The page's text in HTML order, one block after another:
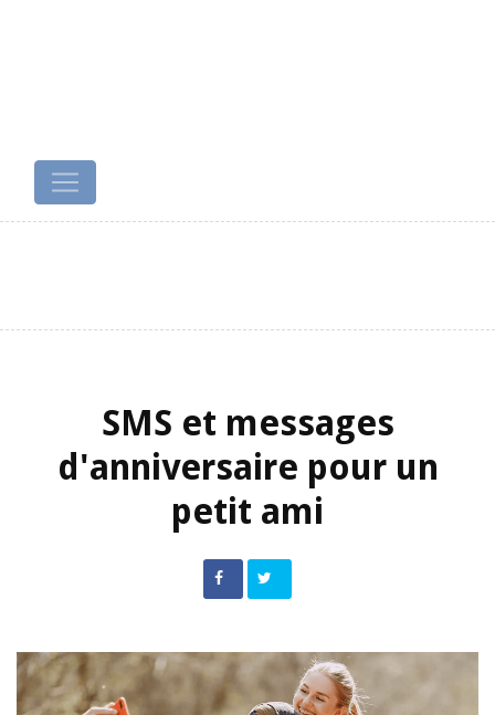
SMS et messages
d'anniversaire pour un
petit ami